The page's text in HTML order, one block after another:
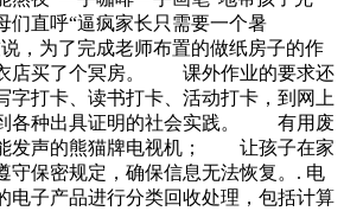
直呼“逼疯家长只需要一个暑
为了完成老师布置的做纸房子的作
店买了个冥房。 课外作业的要求还
字打卡、读书打卡、活动打卡，到网上
各种出具证明的社会实践。 有用废
发声的熊猫牌电视机； 让孩子在家
守保密规定，确保信息无法恢复。. 电
电子产品进行分类回收处理，包括计算